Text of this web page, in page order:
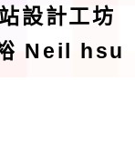
設計工坊
Neil hsu